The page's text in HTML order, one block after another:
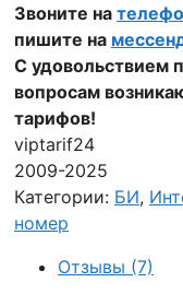
Звоните на
пишите на
С удовольствием
вопросам
тарифов!
viptarif24
2009-2025
Категории: БИ,
номер
Отзывы (7)